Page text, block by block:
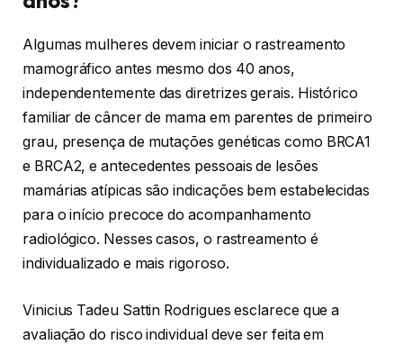
Algumas mulheres devem iniciar o rastreamento
mamográfico antes mesmo dos 40 anos,
independentemente das diretrizes gerais. Histórico
familiar de câncer de mama em parentes de primeiro
grau, presença de mutações genéticas como BRCA1
e BRCA2, e antecedentes pessoais de lesões
mamárias atípicas são indicações bem estabelecidas
para o início precoce do acompanhamento
radiológico. Nesses casos, o rastreamento é
individualizado e mais rigoroso.
Vinicius Tadeu Sattin Rodrigues esclarece que a
avaliação do risco individual deve ser feita em